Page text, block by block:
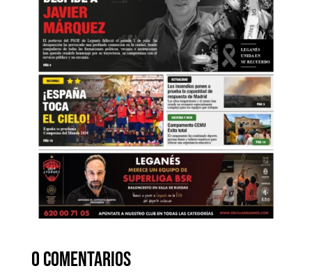
0 comentarios